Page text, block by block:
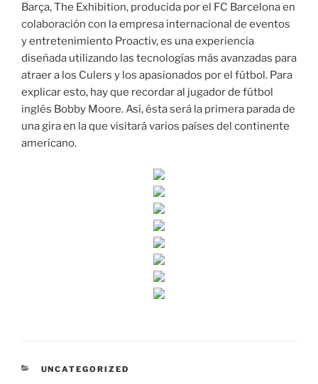
Barça, The Exhibition, producida por el FC Barcelona en
colaboración con la empresa internacional de eventos
y entretenimiento Proactiv, es una experiencia
diseñada utilizando las tecnologías más avanzadas para
atraer a los Culers y los apasionados por el fútbol. Para
explicar esto, hay que recordar al jugador de fútbol
inglés Bobby Moore. Así, ésta será la primera parada de
una gira en la que visitará varios países del continente
americano.
CATEGORÍAS
UNCATEGORIZED